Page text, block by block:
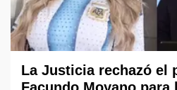
La Justicia rechazó el
Facundo Moyano para